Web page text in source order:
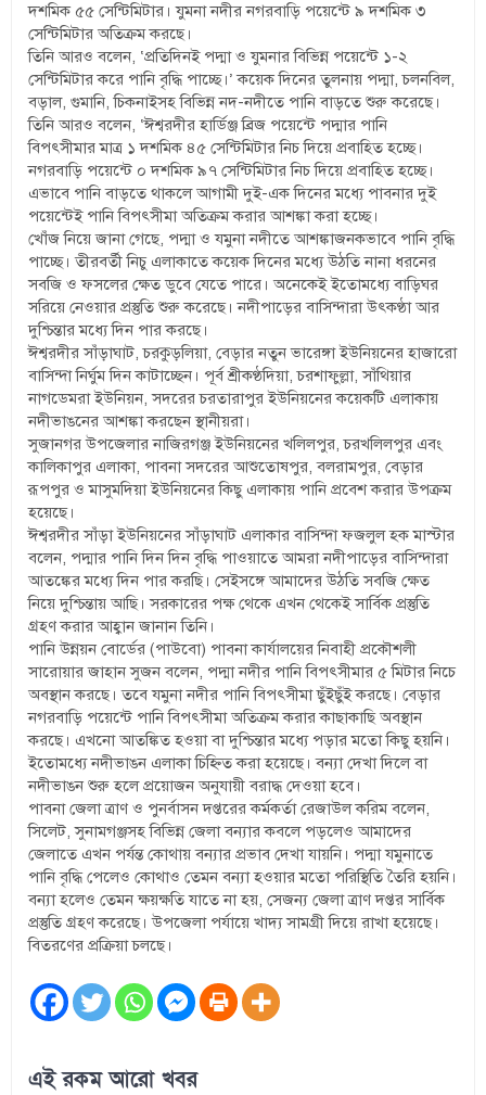
দশমিক ৫৫ সেন্টিমিটার। যুমনা নদীর নগরবাড়ি পয়েন্টে ৯ দশমিক ৩
সেন্টিমিটার অতিক্রম করছে।
তিনি আরও বলেন, ‘প্রতিদিনই পদ্মা ও যুমনার বিভিন্ন পয়েন্টে ১-২
সেন্টিমিটার করে পানি বৃদ্ধি পাচ্ছে।’ কয়েক দিনের তুলনায় পদ্মা, চলনবিল,
বড়াল, গুমানি, চিকনাইসহ বিভিন্ন নদ-নদীতে পানি বাড়তে শুরু করেছে।
তিনি আরও বলেন, ‘ঈশ্বরদীর হার্ডিঞ্জ ব্রিজ পয়েন্টে পদ্মার পানি
বিপৎসীমার মাত্র ১ দশমিক ৪৫ সেন্টিমিটার নিচ দিয়ে প্রবাহিত হচ্ছে।
নগরবাড়ি পয়েন্টে ০ দশমিক ৯৭ সেন্টিমিটার নিচ দিয়ে প্রবাহিত হচ্ছে।
এভাবে পানি বাড়তে থাকলে আগামী দুই-এক দিনের মধ্যে পাবনার দুই
পয়েন্টেই পানি বিপৎসীমা অতিক্রম করার আশঙ্কা করা হচ্ছে।
খোঁজ নিয়ে জানা গেছে, পদ্মা ও যমুনা নদীতে আশঙ্কাজনকভাবে পানি বৃদ্ধি
পাচ্ছে। তীরবর্তী নিচু এলাকাতে কয়েক দিনের মধ্যে উঠতি নানা ধরনের
সবজি ও ফসলের ক্ষেত ডুবে যেতে পারে। অনেকেই ইতোমধ্যে বাড়িঘর
সরিয়ে নেওয়ার প্রস্তুতি শুরু করেছে। নদীপাড়ের বাসিন্দারা উৎকণ্ঠা আর
দুশ্চিন্তার মধ্যে দিন পার করছে।
ঈশ্বরদীর সাঁড়াঘাট, চরকুড়লিয়া, বেড়ার নতুন ভারেঙ্গা ইউনিয়নের হাজারো
বাসিন্দা নির্ঘুম দিন কাটাচ্ছেন। পূর্ব শ্রীকণ্ঠদিয়া, চরশাফুল্লা, সাঁথিয়ার
নাগডেমরা ইউনিয়ন, সদরের চরতারাপুর ইউনিয়নের কয়েকটি এলাকায়
নদীভাঙনের আশঙ্কা করছেন স্থানীয়রা।
সুজানগর উপজেলার নাজিরগঞ্জ ইউনিয়নের খলিলপুর, চরখলিলপুর এবং
কালিকাপুর এলাকা, পাবনা সদরের আশুতোষপুর, বলরামপুর, বেড়ার
রূপপুর ও মাসুমদিয়া ইউনিয়নের কিছু এলাকায় পানি প্রবেশ করার উপক্রম
হয়েছে।
ঈশ্বরদীর সাঁড়া ইউনিয়নের সাঁড়াঘাট এলাকার বাসিন্দা ফজলুল হক মাস্টার
বলেন, পদ্মার পানি দিন দিন বৃদ্ধি পাওয়াতে আমরা নদীপাড়ের বাসিন্দারা
আতঙ্কের মধ্যে দিন পার করছি। সেইসঙ্গে আমাদের উঠতি সবজি ক্ষেত
নিয়ে দুশ্চিন্তায় আছি। সরকারের পক্ষ থেকে এখন থেকেই সার্বিক প্রস্তুতি
গ্রহণ করার আহ্বান জানান তিনি।
পানি উন্নয়ন বোর্ডের (পাউবো) পাবনা কার্যালয়ের নিবাহী প্রকৌশলী
সারোয়ার জাহান সুজন বলেন, পদ্মা নদীর পানি বিপৎসীমার ৫ মিটার নিচে
অবস্থান করছে। তবে যমুনা নদীর পানি বিপৎসীমা ছুঁইছুঁই করছে। বেড়ার
নগরবাড়ি পয়েন্টে পানি বিপৎসীমা অতিক্রম করার কাছাকাছি অবস্থান
করছে। এখনো আতঙ্কিত হওয়া বা দুশ্চিন্তার মধ্যে পড়ার মতো কিছু হয়নি।
ইতোমধ্যে নদীভাঙন এলাকা চিহ্নিত করা হয়েছে। বন্যা দেখা দিলে বা
নদীভাঙন শুরু হলে প্রয়োজন অনুযায়ী বরাদ্ধ দেওয়া হবে।
পাবনা জেলা ত্রাণ ও পুনর্বাসন দপ্তরের কর্মকর্তা রেজাউল করিম বলেন,
সিলেট, সুনামগঞ্জসহ বিভিন্ন জেলা বন্যার কবলে পড়লেও আমাদের
জেলাতে এখন পর্যন্ত কোথায় বন্যার প্রভাব দেখা যায়নি। পদ্মা যমুনাতে
পানি বৃদ্ধি পেলেও কোথাও তেমন বন্যা হওয়ার মতো পরিস্থিতি তৈরি হয়নি।
বন্যা হলেও তেমন ক্ষয়ক্ষতি যাতে না হয়, সেজন্য জেলা ত্রাণ দপ্তর সার্বিক
প্রস্তুতি গ্রহণ করেছে। উপজেলা পর্যায়ে খাদ্য সামগ্রী দিয়ে রাখা হয়েছে।
বিতরণের প্রক্রিয়া চলছে।
এই রকম আরো খবর